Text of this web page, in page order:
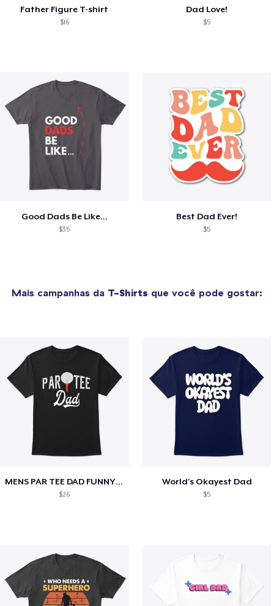
Father Figure T-shirt
$16
Dad Love!
$5
Good Dads Be Like...
$35
Best Dad Ever!
$5
Mais campanhas da T-Shirts que você pode gostar:
MENS PAR TEE DAD FUNNY PARTEE GOLF GIFT
$26
World's Okayest Dad
$5